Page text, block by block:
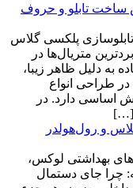
تابلو و حروف
پلکسی گلاس
متریال‌ها در
به دلیل ظاهر زیبا،
در طراحی انواع
اساسی دارد. در
[…]
و رول‌هولدر
بهداشتی لوکس،
چرا جای دستمال